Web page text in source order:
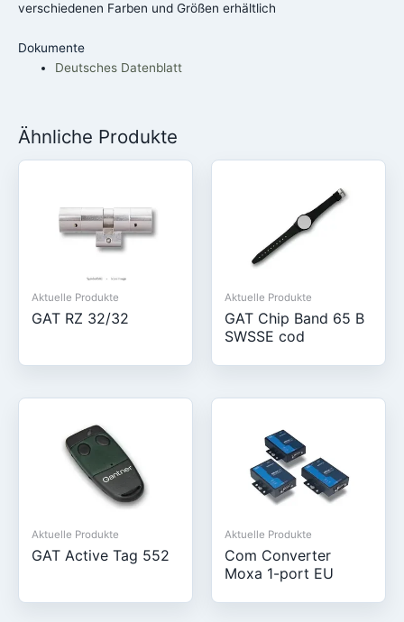
verschiedenen Farben und Größen erhältlich
Dokumente
Deutsches Datenblatt
Ähnliche Produkte
Aktuelle Produkte
GAT RZ 32/32
Aktuelle Produkte
GAT Chip Band 65 B
SWSSE cod
Aktuelle Produkte
GAT Active Tag 552
Aktuelle Produkte
Com Converter
Moxa 1-port EU